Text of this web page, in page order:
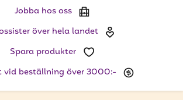
Jobba hos oss
över hela landet
Spara produkter
vid beställning över 3000:-